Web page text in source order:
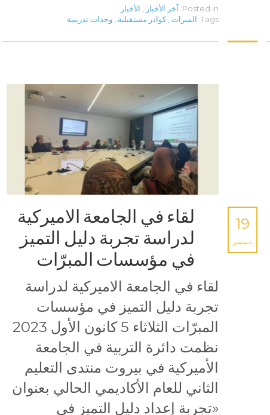
Posted in: آخر الأخبار
الأخبار
Tags: المبرات كوادر مستقبلية وحدات تدريبية
19
ديسمبر
لقاء في الجامعة الاميركية
لدراسة تجربة دليل التميز
في مؤسسات المبرّات
لقاء في الجامعة الاميركية لدراسة
تجربة دليل التميز في مؤسسات
المبرّات الثلاثاء 5 كانون الأول 2023
نظمت دائرة التربية في الجامعة
الأميركية في بيروت منتدى التعليم
الثاني للعام الأكاديمي الحالي بعنوان
«تجربة إعداد دليل التميز في